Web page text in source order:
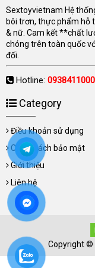
Sextoyvietnam Hệ
bôi trơn, thực phẩm hỗ
& nữ. Cam kết **chất
chóng trên toàn quốc
đối.
Hotline: 0938411000
Category
Điều khoản sử dụng
Chính sách bảo mật
Giới thiệu
Liên hệ
Copyright ©